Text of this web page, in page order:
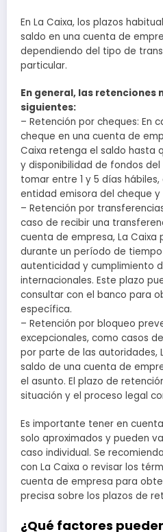
En La Caixa, los plazos
saldo en una cuenta de
dependiendo del tipo de
particular.
En general, las retenciones
siguientes:
– Retención por cheques: En
cheque en una cuenta de
Caixa retenga el saldo hasta
y disponibilidad de fondos del
tomar entre 1 y 5 días
entidad emisora del cheque
– Retención por
caso de recibir una
cuenta de empresa, La Caixa
durante un período de
autenticidad y cumplimiento
internacionales. Este plazo
consultar con el banco para
específica.
– Retención por bloqueo
excepcionales, como casos
por parte de las autoridades,
saldo de una cuenta de
el asunto. El plazo de
situación y el proceso legal
Es importante tener en
solo aproximados y pueden
caso individual. Se
con La Caixa o revisar los
cuenta de empresa para
precisa sobre los plazos de
¿Qué factores